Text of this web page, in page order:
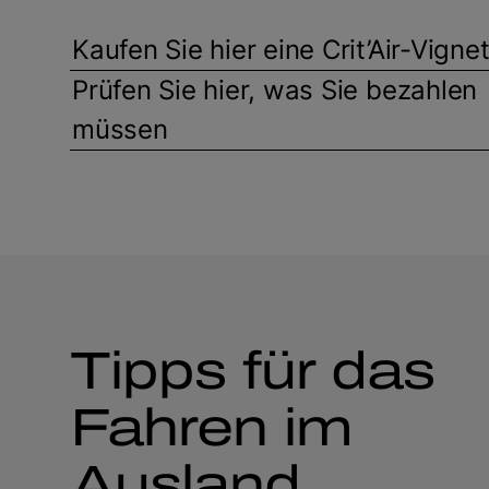
Kaufen Sie hier eine Crit’Air-
Prüfen Sie hier, was Sie bezahlen
müssen
Tipps für das
Fahren im